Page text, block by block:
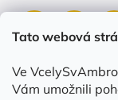
Tato webová
Ve
Vám umožnili
Přijímáme